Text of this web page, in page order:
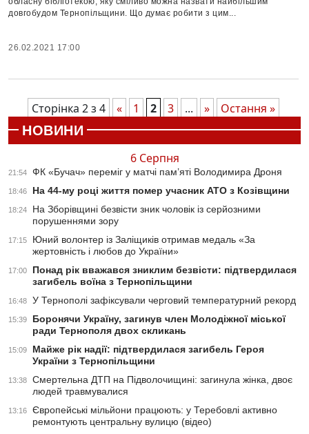
довгобудом Тернопільщини. Що думає робити з цим...
26.02.2021 17:00
Сторінка 2 з 4 « 1 2 3 ... »
Остання »
НОВИНИ
6 Серпня
21:54 ФК «Бучач» переміг у матчі пам’яті Володимира Дроня
18:46 На 44-му році життя помер учасник АТО з Козівщини
18:24
На Зборівщині безвісти зник чоловік із серйозними
порушеннями зору
17:15
Юний волонтер із Заліщиків отримав медаль «За
жертовність і любов до України»
17:00
Понад рік вважався зниклим безвісти: підтвердилася
загибель воїна з Тернопільщини
16:48 У Тернополі зафіксували черговий температурний рекорд
15:39
Боронячи Україну, загинув член Молодіжної міської
ради Тернополя двох скликань
15:09
Майже рік надії: підтвердилася загибель Героя
України з Тернопільщини
13:38
Смертельна ДТП на Підволочищині: загинула жінка, двоє
людей травмувалися
13:16
Європейські мільйони працюють: у Теребовлі активно
ремонтують центральну вулицю (відео)